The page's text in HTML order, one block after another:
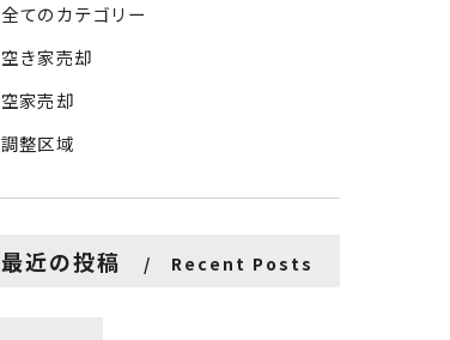
全てのカテゴリー
空き家売却
空家売却
調整区域
最近の投稿 Recent Posts